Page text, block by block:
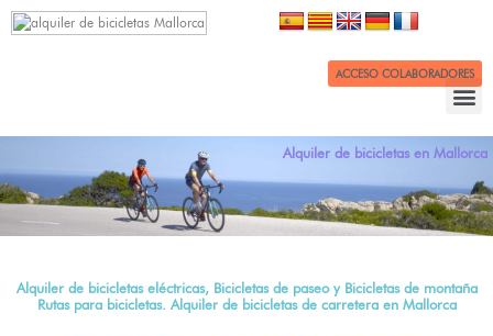
ACCESO COLABORADORES
Alquiler de bicicletas en Mallorca
Alquiler de bicicletas eléctricas, Bicicletas de paseo y Bicicletas de montaña
Rutas para bicicletas. Alquiler de bicicletas de carretera en Mallorca